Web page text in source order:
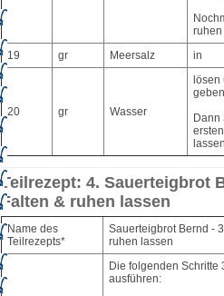
19
gr Meersalz in
20 gr Wasser
lösen
Dann
Teilrezept: 4. Sauerteigbrot
Falten & ruhen lassen
Name des
Teilrezepts*
Sauerteigbrot Bernd -
ruhen lassen
Die folgenden Schritte
ausführen: